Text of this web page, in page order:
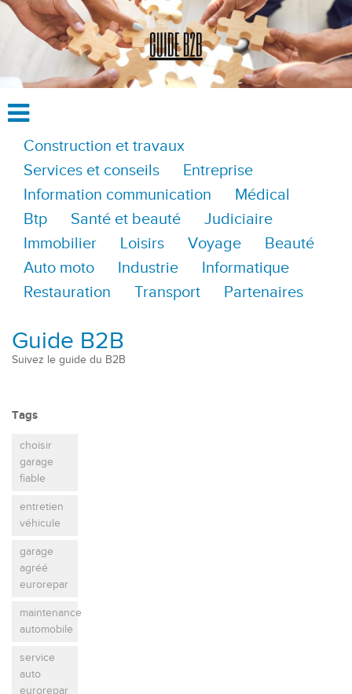
Construction et travaux
Services et conseils
Entreprise
Information communication
Médical
Btp
Santé et beauté
Judiciaire
Immobilier
Loisirs Voyage
Beauté
Auto moto
Industrie
Informatique
Restauration
Transport Partenaires
Guide B2B
Suivez le guide du B2B
Tags
choisir
garage
fiable
entretien
véhicule
garage
agréé
eurorepar
maintenance
automobile
service
auto
eurorepar